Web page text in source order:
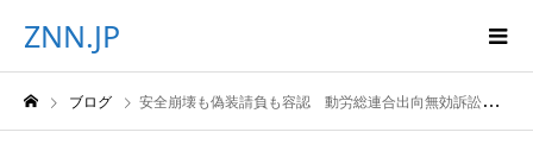
ZNN.JP
ブログ 安全崩壊も偽装請負も容認 動労総連合出向無効訴訟 東京地裁が反動判決